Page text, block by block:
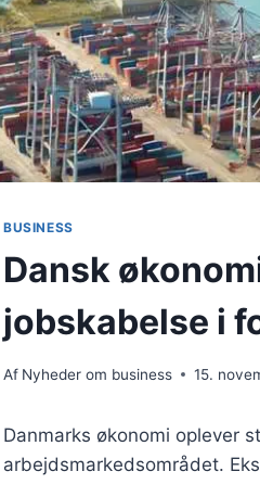
BUSINESS
Dansk
jobskabelse i
Af Nyheder om business 15.
Danmarks økonomi oplever
arbejdsmarkedsområdet.